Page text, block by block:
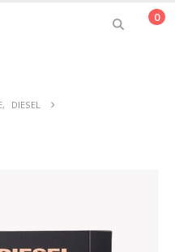
0
,
DIESEL